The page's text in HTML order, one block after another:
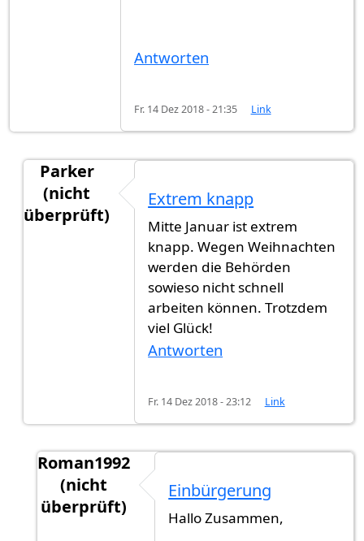
Antworten
Fr. 14 Dez 2018 - 21:35 Link
Parker
(nicht
überprüft)
Hallo zusammen,Hat jemand…
Extrem knapp
Mitte Januar ist extrem
knapp. Wegen Weihnachten
werden die Behörden
sowieso nicht schnell
arbeiten können. Trotzdem
viel Glück!
Antworten
Fr. 14 Dez 2018 - 23:12 Link
Roman1992
(nicht
überprüft)
Extrem knappvonParker (nicht
Einbürgerung
Hallo Zusammen,